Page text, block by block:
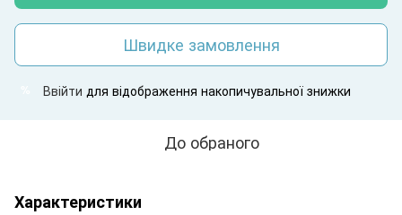
Швидке замовлення
Ввійти для відображення накопичувальної знижки
До обраного
Характеристики